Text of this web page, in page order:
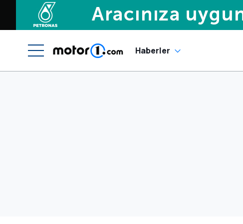
Haberler